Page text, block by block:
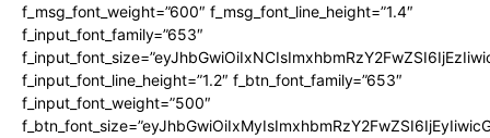
f_msg_font_weight=”600″ f_msg_font_line_height=”1.4″
f_input_font_family=”653″
f_input_font_line_height=”1.2″ f_btn_font_family=”653″
f_input_font_weight=”500″